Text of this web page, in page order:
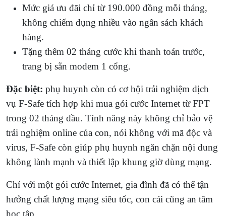
Mức giá ưu đãi chỉ từ 190.000 đồng mỗi tháng,
không chiếm dụng nhiều vào ngân sách khách
hàng.
Tặng thêm 02 tháng cước khi thanh toán trước,
trang bị sẵn modem 1 cổng.
Đặc biệt: phụ huynh còn có cơ hội trải nghiệm dịch
vụ F-Safe tích hợp khi mua gói cước Internet từ FPT
trong 02 tháng đầu. Tính năng này không chỉ bảo vệ
trải nghiệm online của con, nói không với mã độc và
virus, F-Safe còn giúp phụ huynh ngăn chặn nội dung
không lành mạnh và thiết lập khung giờ dùng mạng.
Chỉ với một gói cước Internet, gia đình đã có thể tận
hưởng chất lượng mạng siêu tốc, con cái cũng an tâm
học tập.